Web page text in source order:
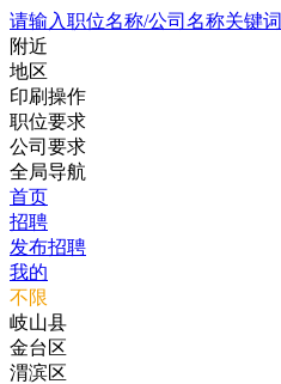
请输入职位名称/公司名称关键词
附近
地区
印刷操作
职位要求
公司要求
全局导航
首页
招聘
发布招聘
我的
不限
岐山县
金台区
渭滨区